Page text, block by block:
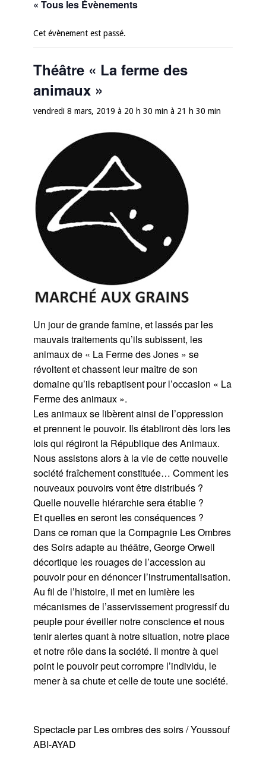
« Tous les Évènements
Cet évènement est passé.
Théâtre « La ferme des
animaux »
vendredi 8 mars, 2019 à 20 h 30 min à 21 h 30 min
Un jour de grande famine, et lassés par les
mauvais traitements qu’ils subissent, les
animaux de « La Ferme des Jones » se
révoltent et chassent leur maître de son
domaine qu’ils rebaptisent pour l’occasion « La
Ferme des animaux ».
Les animaux se libèrent ainsi de l’oppression
et prennent le pouvoir. Ils établiront dès lors les
lois qui régiront la République des Animaux.
Nous assistons alors à la vie de cette nouvelle
société fraîchement constituée… Comment les
nouveaux pouvoirs vont être distribués ?
Quelle nouvelle hiérarchie sera établie ?
Et quelles en seront les conséquences ?
Dans ce roman que la Compagnie Les Ombres
des Soirs adapte au théâtre, George Orwell
décortique les rouages de l’accession au
pouvoir pour en dénoncer l’instrumentalisation.
Au fil de l’histoire, il met en lumière les
mécanismes de l’asservissement progressif du
peuple pour éveiller notre conscience et nous
tenir alertes quant à notre situation, notre place
et notre rôle dans la société. Il montre à quel
point le pouvoir peut corrompre l’individu, le
mener à sa chute et celle de toute une société.
Spectacle par Les ombres des soirs / Youssouf
ABI-AYAD